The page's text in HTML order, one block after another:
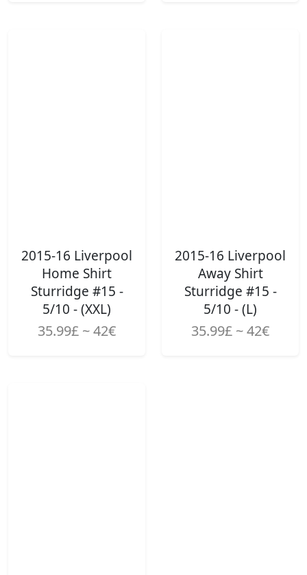
2015-16 Liverpool
Home Shirt
Sturridge #15 -
5/10 - (XXL)
35.99£ ~ 42€
2015-16 Liverpool
Away Shirt
Sturridge #15 -
5/10 - (L)
35.99£ ~ 42€